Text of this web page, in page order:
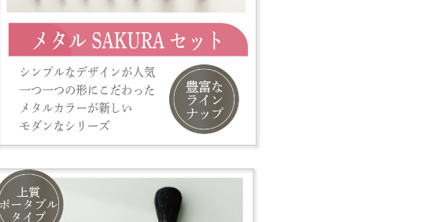
ピングサイトに記載されている会社概要等の表記を
だきますようお願いいたします。
一切責任を負いかねますので、十分にご注意いただ
です。